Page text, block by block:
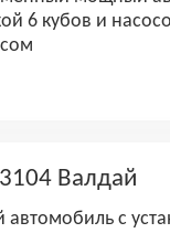
6 кубов и
Валдай
автомобиль с